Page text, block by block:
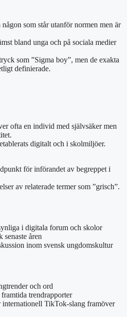
som står utanför normen men är
bland unga och på sociala medier
som ”Sigma boy”, men de exakta
definierade.
ofta en individ med självsäker men
digitalt och i skolmiljöer.
för införandet av begreppet i
av relaterade termer som ”grisch”.
i digitala forum och skolor
åren
inom svensk ungdomskultur
och ord
trendrapporter
TikTok-slang framöver